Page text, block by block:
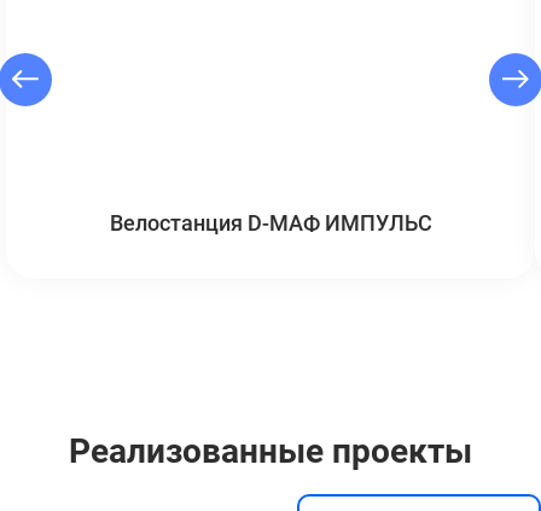
Велостанция D-МАФ ИМПУЛЬС
Реализованные проекты